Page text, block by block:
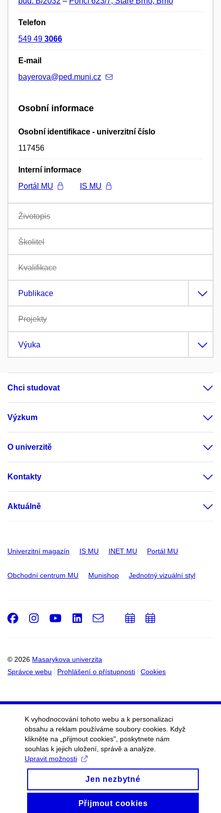
Telefon
549 49 3066
E-mail
bayerova@ped.muni.cz
Osobní informace
Osobní identifikace - univerzitní číslo
117456
Interní informace
Portál MU
IS MU
Životopis
Školitel
Kvalifikace
Publikace
Projekty
Výuka
Chci studovat
Výzkum
O univerzitě
Kontakty
Aktuálně
Univerzitní magazín IS MU INET MU Portál MU
Obchodní centrum MU Munishop Jednotný vizuální styl
© 2026 Masarykova univerzita
Správce webu
Prohlášení o přístupnosti Cookies
Facebook
Instagram
Youtube
LinkedIn
e-
Email
PřidatPřidat
K vyhodnocování tohoto webu a k personalizaci
obsahu a reklam používáme soubory cookies. Když
klikněte na „přijmout cookies", poskytnete nám
souhlas k jejich uložení, správě a analýze.
Upravit možnosti
Jen nezbytné
Přijmout cookies